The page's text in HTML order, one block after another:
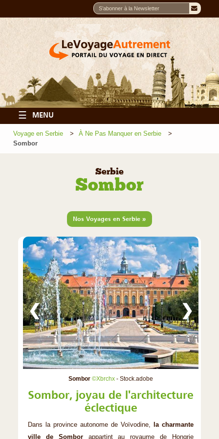
☰ MENU
Voyage en Serbie
À Ne Pas Manquer en Serbie
Sombor
Serbie
Sombor
Nos Voyages en Serbie »
Sombor ©Xbrchx - Stock.adobe
❮ ❯
Sombor, joyau de l'architecture
éclectique
Dans la province autonome de Voïvodine,
la charmante
ville de Somborappartint au royaume de Hongrie